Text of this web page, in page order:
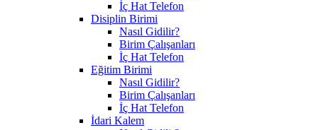
İç Hat Telefon
Disiplin Birimi
Nasıl Gidilir?
Birim Çalışanları
İç Hat Telefon
Eğitim Birimi
Nasıl Gidilir?
Birim Çalışanları
İç Hat Telefon
İdari Kalem